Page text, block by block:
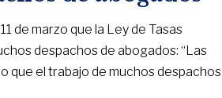
de marzo que la Ley de Tasas
despachos de abogados: “Las
que el trabajo de muchos despachos